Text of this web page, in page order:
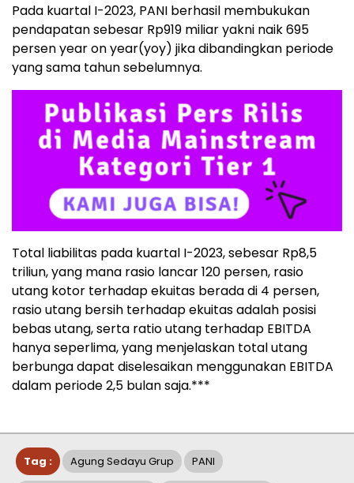
Pada kuartal I-2023, PANI berhasil membukukan
pendapatan sebesar Rp919 miliar yakni naik 695
persen year on year(yoy) jika dibandingkan periode
yang sama tahun sebelumnya.
Total liabilitas pada kuartal I-2023, sebesar Rp8,5
triliun, yang mana rasio lancar 120 persen, rasio
utang kotor terhadap ekuitas berada di 4 persen,
rasio utang bersih terhadap ekuitas adalah posisi
bebas utang, serta ratio utang terhadap EBITDA
hanya seperlima, yang menjelaskan total utang
berbunga dapat diselesaikan menggunakan EBITDA
dalam periode 2,5 bulan saja.***
Tag : Agung Sedayu Grup PANI